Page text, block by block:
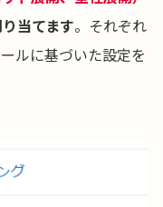
当てます。それぞれ
ルに基づいた設定を